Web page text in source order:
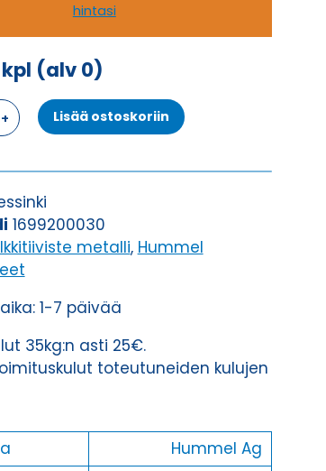
hintasi
(alv 0)
Lisää ostoskoriin
1699200030
metalli, Hummel
1-7 päivää
35kg:n asti 25€.
toteutuneiden kulujen
Hummel Ag